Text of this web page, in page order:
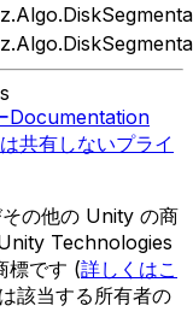
Documentation
共有しないプライ
の他の Unity の商
Technologies
標です (詳しくはこ
該当する所有者の